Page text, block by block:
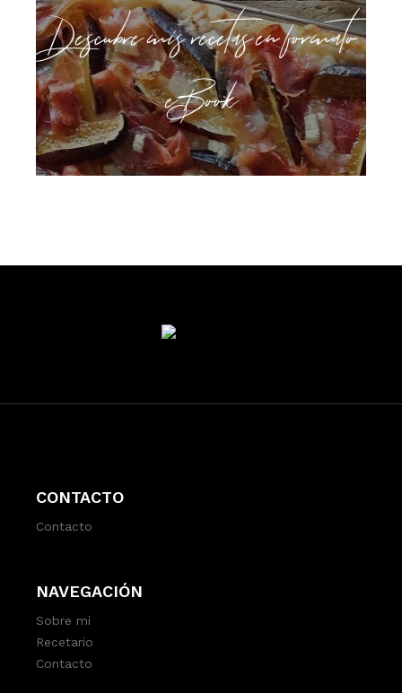
Descubre mis recetas en formato
eBook
CONTACTO
Contacto
NAVEGACIÓN
Sobre mi
Recetario
Contacto